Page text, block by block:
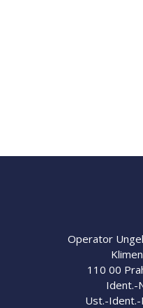
Operator
110 00
Ident.-
Ust.-Ident.-